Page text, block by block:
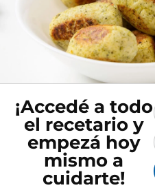
¡Accedé a todo
el recetario y
empezá hoy
mismo a
cuidarte!